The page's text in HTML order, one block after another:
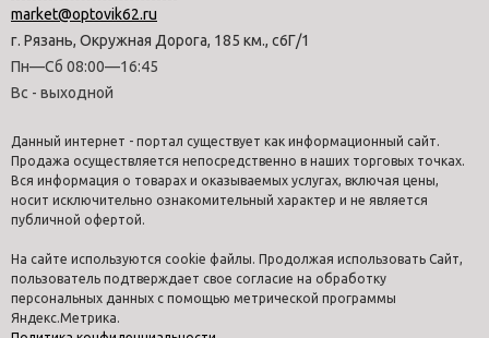
market@optovik62.ru
г. Рязань, Окружная Дорога, 185 км., с6Г/1
Пн—Сб 08:00—16:45
Вс - выходной
Данный интернет - портал существует как информационный сайт.
Продажа осуществляется непосредственно в наших торговых точках.
Вся информация о товарах и оказываемых услугах, включая цены,
носит исключительно ознакомительный характер и не является
публичной офертой.
На сайте используются cookie файлы. Продолжая использовать Сайт,
пользователь подтверждает свое согласие на обработку
персональных данных с помощью метрической программы
Яндекс.Метрика.